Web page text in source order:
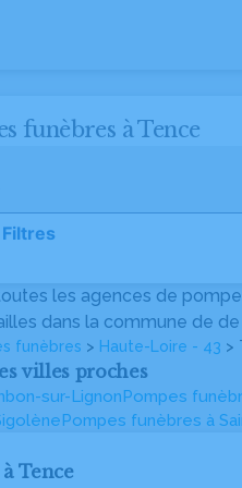
funèbres à Tence
Filtres
43290 Montfaucon-en-
- Le Mazet-
les agences de
dans la commune de
funèbres > Haute-Loire - 43 >
villes proches
sur-LignonPompes
Pompes funèbres à
Tence